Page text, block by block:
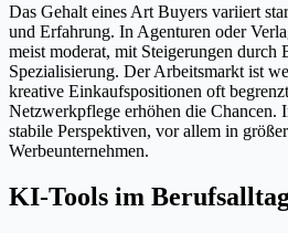
Das Gehalt eines Art Buyers variiert
und Erfahrung. In Agenturen oder
meist moderat, mit Steigerungen durch
Spezialisierung. Der Arbeitsmarkt ist
kreative Einkaufspositionen oft
Netzwerkpflege erhöhen die Chancen.
stabile Perspektiven, vor allem in
Werbeunternehmen.
KI-Tools im